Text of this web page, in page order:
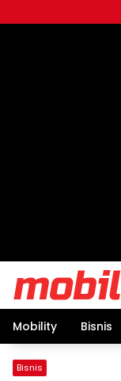
to
Mobility Bisnis
Bisnis